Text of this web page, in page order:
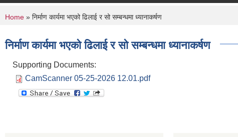
You are here
Home » निर्माण कार्यमा भएको ढिलाई र सो सम्बन्धमा ध्यानाकर्षण
निर्माण कार्यमा भएको ढिलाई र सो सम्बन्धमा ध्यानाकर्षण
Supporting Documents:
CamScanner 05-25-2026 12.01.pdf